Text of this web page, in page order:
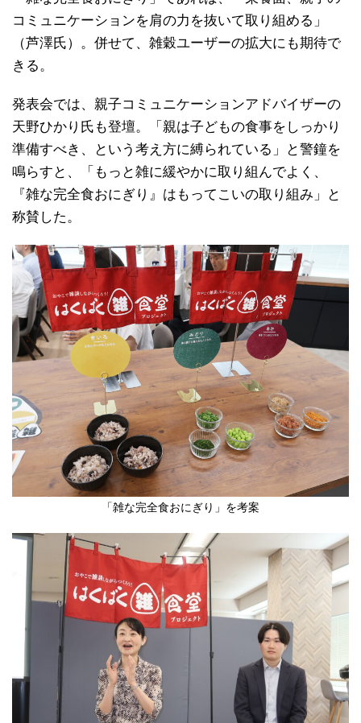
コミュニケーションを肩の力を抜いて取り組める」
（芦澤氏）。併せて、雑穀ユーザーの拡大にも期待で
きる。
発表会では、親子コミュニケーションアドバイザーの
天野ひかり氏も登壇。「親は子どもの食事をしっかり
準備すべき、という考え方に縛られている」と警鐘を
鳴らすと、「もっと雑に緩やかに取り組んでよく、
『雑な完全食おにぎり』はもってこいの取り組み」と
称賛した。
「雑な完全食おにぎり」を考案